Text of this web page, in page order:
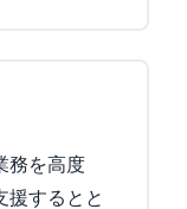
務を高度
するとと